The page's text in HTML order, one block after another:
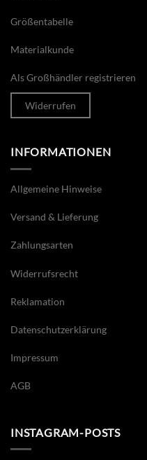
Größentabelle
Materialkunde
Als Großhändler registrieren
Widerrufen
INFORMATIONEN
Allgemeine Hinweise
Versand & Lieferung
Zahlungsarten
Widerrufsrecht
Reklamation
Datenschutzerklärung
Impressum
AGB
INSTAGRAM-POSTS